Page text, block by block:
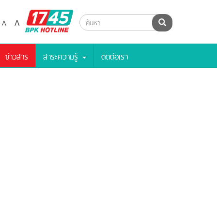
A A
BPK
Hotline
ค้นหา
ข่าวสาร สาระความรู้ ติดต่อเรา